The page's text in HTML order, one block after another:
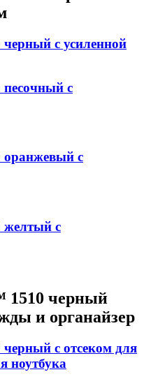
с усиленной
с
с
желтый с
1510 черный
и органайзер
с отсеком для
ноутбука